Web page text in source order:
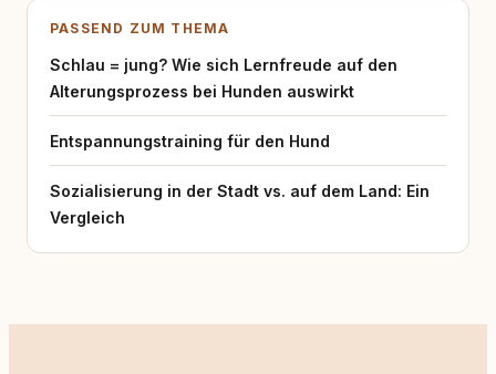
PASSEND ZUM THEMA
Schlau = jung? Wie sich Lernfreude auf den
Alterungsprozess bei Hunden auswirkt
Entspannungstraining für den Hund
Sozialisierung in der Stadt vs. auf dem Land: Ein
Vergleich